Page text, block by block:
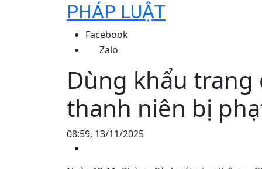
PHÁP LUẬT
Facebook
Zalo
Dùng khẩu trang
thanh niên bị
08:59, 13/11/2025